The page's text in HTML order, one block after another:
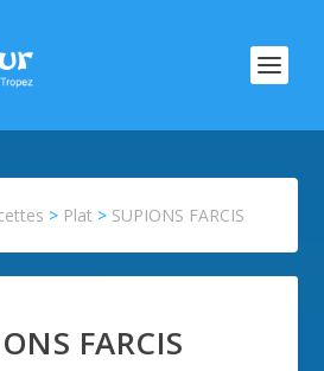
> Plat > SUPIONS FARCIS
FARCIS